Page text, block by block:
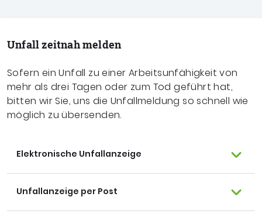
Unfall zeitnah melden
Sofern ein Unfall zu einer Arbeitsunfähigkeit von
mehr als drei Tagen oder zum Tod geführt hat,
bitten wir Sie, uns die Unfallmeldung so schnell wie
möglich zu übersenden.
Elektronische Unfallanzeige
Unfallanzeige per Post